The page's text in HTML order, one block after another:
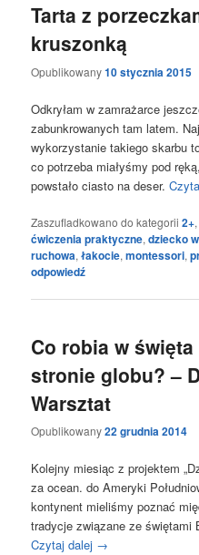
Tarta z
kruszonką
Opublikowany10 stycznia 2015
Odkryłam w zamrażarce
zabunkrowanych tam latem.
wykorzystanie takiego skarbu
co potrzeba miałyśmy pod
powstało ciasto na deser.
Zaszufladkowano do kategorii 2+
ćwiczenia praktyczne,dziecko
ruchowa,łakocie,montessori,
odpowiedź
Co robia w
stronie globu? –
Warsztat
Opublikowany22 grudnia 2014
Kolejny miesiąc z projektem
za ocean. do Ameryki
kontynent mieliśmy poznać
tradycje związane ze świętami
Czytaj dalej →